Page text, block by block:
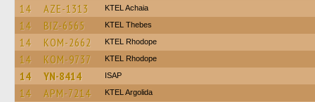
14 AZE-1313 KTEL Achaia
14 BIZ-6565 KTEL Thebes
14 KOM-2662 KTEL Rhodope
14 KOM-9737 KTEL Rhodope
14 YN-8414 ISAP
14 APM-7214 KTEL Argolida